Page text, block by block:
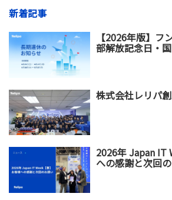
新着記事
【2026年版】フ
部解放記念日・
株式会社レリパ
2026年 Japan IT
への感謝と次回